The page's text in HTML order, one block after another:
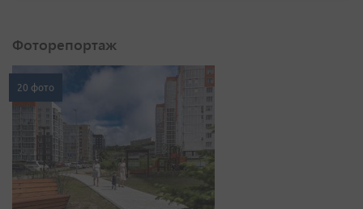
Фоторепортаж
20 фото